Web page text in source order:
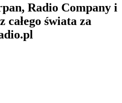
Radio Company i
świata za